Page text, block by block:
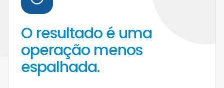
O resultado é uma
operação menos
espalhada.